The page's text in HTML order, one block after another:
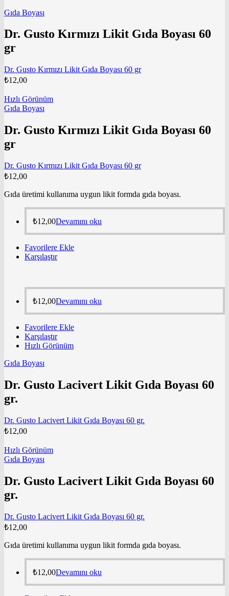
Gıda Boyası
Dr. Gusto Kırmızı Likit Gıda Boyası 60
gr
Dr. Gusto Kırmızı Likit Gıda Boyası 60 gr
₺12,00
Hızlı Görünüm
Gıda Boyası
Dr. Gusto Kırmızı Likit Gıda Boyası 60
gr
Dr. Gusto Kırmızı Likit Gıda Boyası 60 gr
₺12,00
Gıda üretimi kullanıma uygun likit formda gıda boyası.
₺12,00Devamını oku
Favorilere Ekle
Karşılaştır
₺12,00Devamını oku
Favorilere Ekle
Karşılaştır
Hızlı Görünüm
Gıda Boyası
Dr. Gusto Lacivert Likit Gıda Boyası 60
gr.
Dr. Gusto Lacivert Likit Gıda Boyası 60 gr.
₺12,00
Hızlı Görünüm
Gıda Boyası
Dr. Gusto Lacivert Likit Gıda Boyası 60
gr.
Dr. Gusto Lacivert Likit Gıda Boyası 60 gr.
₺12,00
Gıda üretimi kullanıma uygun likit formda gıda boyası.
₺12,00Devamını oku